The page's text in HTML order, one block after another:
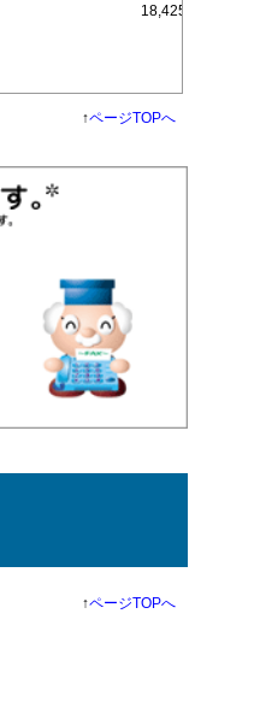
18,425円(税込)
↑ページTOPへ
↑ページTOPへ